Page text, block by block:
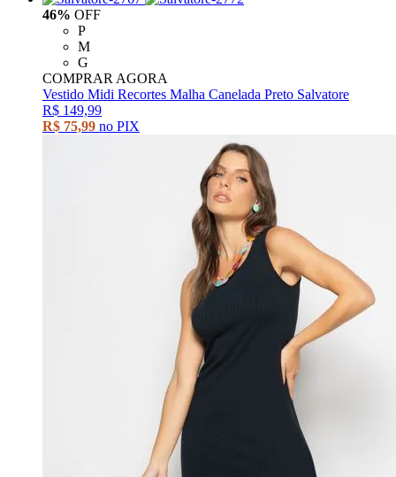
46% OFF
P
M
G
COMPRAR AGORA
Vestido Midi Recortes Malha Canelada Preto Salvatore
R$ 149,99
R$ 75,99 no PIX